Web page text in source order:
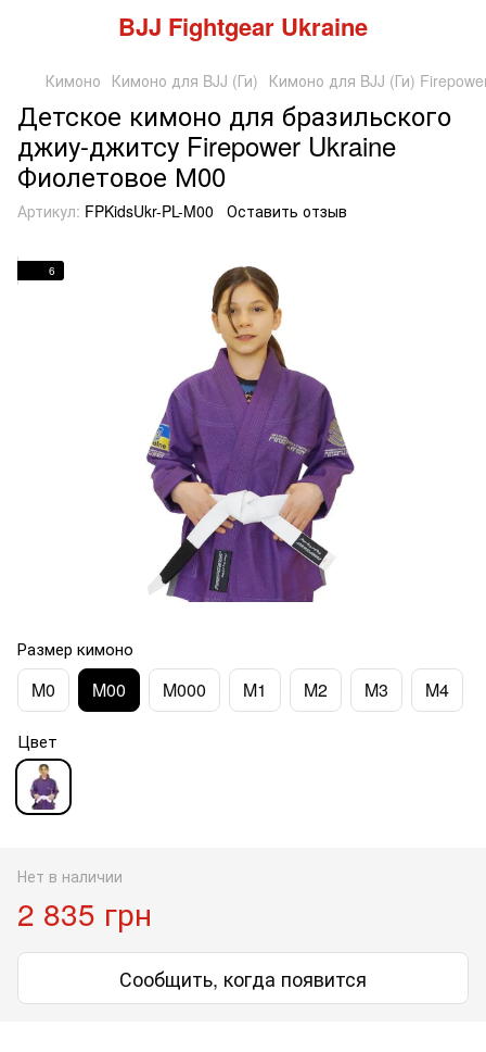
BJJ Fightgear Ukraine
Кимоно Кимоно для BJJ (Ги) Кимоно для BJJ (Ги)
Детское кимоно для бразильского
джиу-джитсу Firepower Ukraine
Фиолетовое М00
Артикул: FPKidsUkr-PL-M00 Оставить отзыв
6
Размер кимоно
M0 M00 M000 M1 M2 M3 M4
Цвет
Нет в наличии
2 835 грн
Сообщить, когда появится